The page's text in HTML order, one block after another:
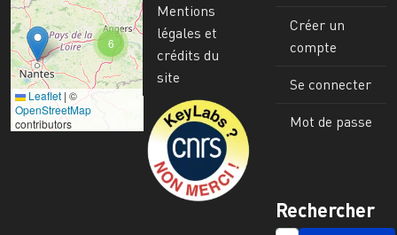
6
Leaflet | ©
OpenStreetMap
contributors
Mentions
légales et
crédits du
site
Image
Créer un
compte
Se connecter
Mot de passe
Rechercher